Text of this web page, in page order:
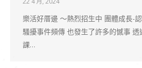
樂活好厝邊 ～熱烈招生中 團體成長-
騷擾事件頻傳 也發生了許多的憾事 透
課…